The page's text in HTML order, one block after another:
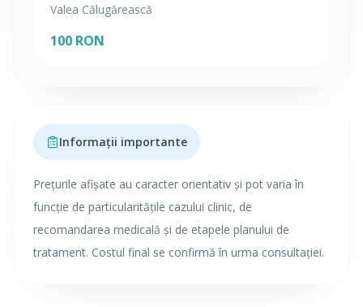
Valea Călugărească
100 RON
Informații importante
Prețurile afișate au caracter orientativ și pot varia în
funcție de particularitățile cazului clinic, de
recomandarea medicală și de etapele planului de
tratament. Costul final se confirmă în urma consultației.